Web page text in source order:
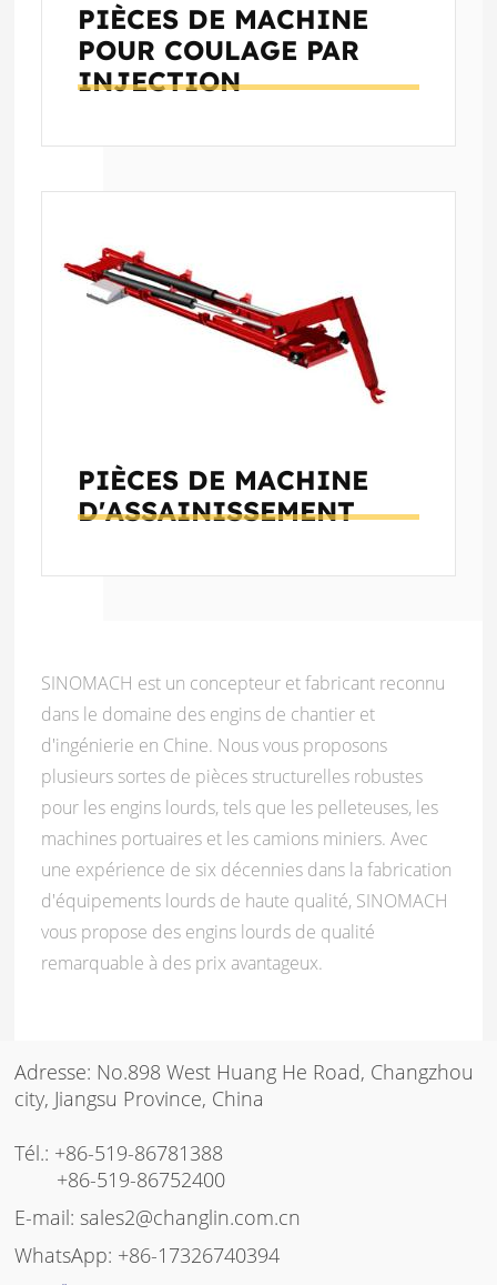
PIÈCES DE MACHINE
POUR COULAGE PAR
INJECTION
PIÈCES DE MACHINE
D'ASSAINISSEMENT
SINOMACH est un concepteur et fabricant reconnu
dans le domaine des engins de chantier et
d'ingénierie en Chine. Nous vous proposons
plusieurs sortes de pièces structurelles robustes
pour les engins lourds, tels que les pelleteuses, les
machines portuaires et les camions miniers. Avec
une expérience de six décennies dans la fabrication
d'équipements lourds de haute qualité, SINOMACH
vous propose des engins lourds de qualité
remarquable à des prix avantageux.
Adresse: No.898 West Huang He Road, Changzhou
city, Jiangsu Province, China
Tél.: +86-519-86781388
+86-519-86752400
E-mail:sales2@changlin.com.cn
WhatsApp: +86-17326740394